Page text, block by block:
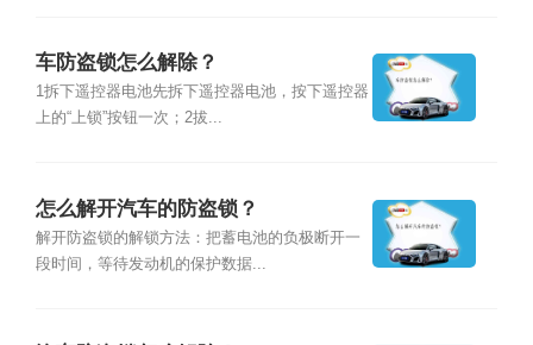
车防盗锁怎么解除？
1拆下遥控器电池先拆下遥控器电池，按下遥控器
上的“上锁”按钮一次；2拔...
怎么解开汽车的防盗锁？
解开防盗锁的解锁方法：把蓄电池的负极断开一
段时间，等待发动机的保护数据...